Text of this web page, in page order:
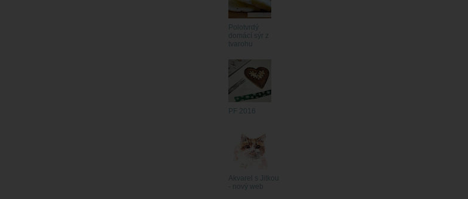
Polotvrdý
domácí sýr z
tvarohu
PF 2016
Akvarel s Jitkou
- nový web